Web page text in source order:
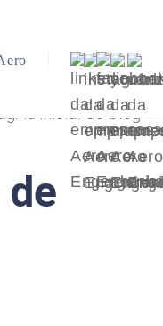
inicial do blog